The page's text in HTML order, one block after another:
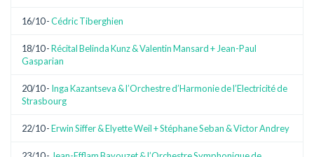
16/10 -Cédric Tiberghien
18/10 -Récital Belinda Kunz & Valentin Mansard + Jean-Paul
Gasparian
20/10 - Inga Kazantseva & l’Orchestre d’Harmonie de l’Electricité de
Strasbourg
22/10 -Erwin Siffer & Elyette Weil + Stéphane Seban & Victor Andrey